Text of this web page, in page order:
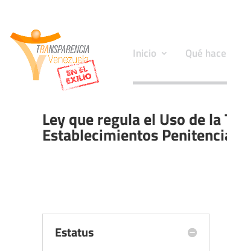
Inicio Qué
Ley que regula el Uso de
Establecimientos
Estatus